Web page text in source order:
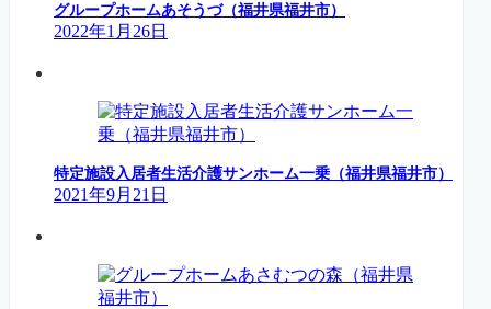
グループホームあそうづ（福井県福井市）
2022年1月26日
特定施設入居者生活介護サンホーム一乗（福井県福井市）
2021年9月21日